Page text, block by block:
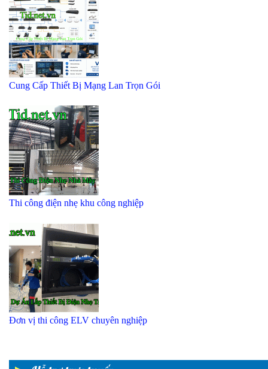
Cung Cấp Thiết Bị Mạng Lan Trọn Gói
Thi công điện nhẹ khu công nghiệp
Đơn vị thi công ELV chuyên nghiệp